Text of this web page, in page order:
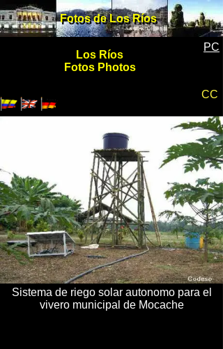
Los Ríos
Fotos Photos
PC
Fotos de Los Ríos
Sistema de riego solar autonomo para el
vivero municipal de Mocache
Fotos de Los Ríos
CC